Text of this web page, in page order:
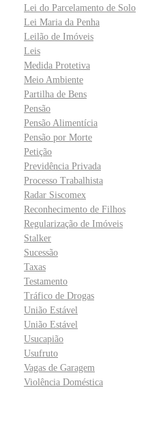
Lei do Parcelamento de Solo
Lei Maria da Penha
Leilão de Imóveis
Leis
Medida Protetiva
Meio Ambiente
Partilha de Bens
Pensão
Pensão Alimentícia
Pensão por Morte
Petição
Previdência Privada
Processo Trabalhista
Radar Siscomex
Reconhecimento de Filhos
Regularização de Imóveis
Stalker
Sucessão
Taxas
Testamento
Tráfico de Drogas
União Estável
União Estável
Usucapião
Usufruto
Vagas de Garagem
Violência Doméstica